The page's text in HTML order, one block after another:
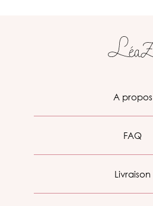
A propos
FAQ
Livraison